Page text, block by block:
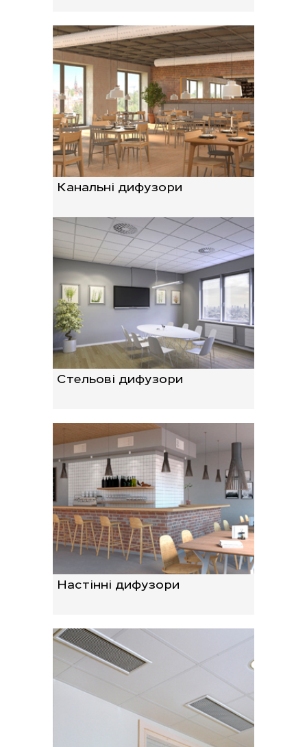
Канальні дифузори
Стельові дифузори
Настінні дифузори